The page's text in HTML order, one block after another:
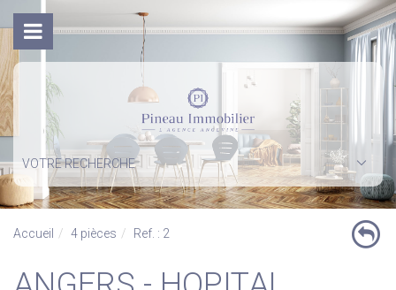
VOTRE RECHERCHE
Accueil 4 pièces Ref. : 2